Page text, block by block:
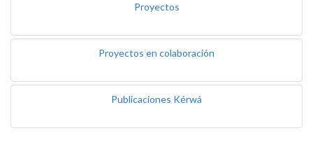
Proyectos
Proyectos en colaboración
Publicaciones Kérwá